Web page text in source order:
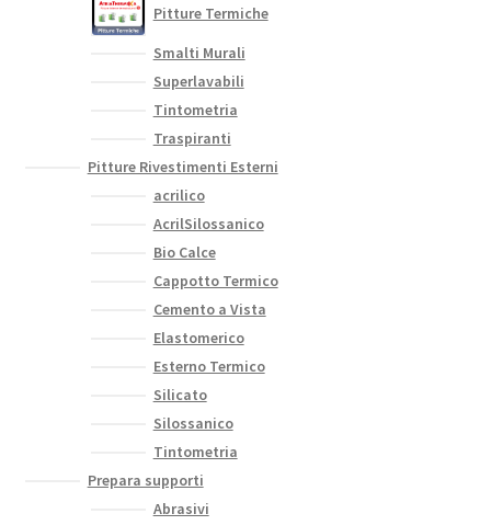
Pitture Termiche
Smalti Murali
Superlavabili
Tintometria
Traspiranti
Pitture Rivestimenti Esterni
acrilico
AcrilSilossanico
Bio Calce
Cappotto Termico
Cemento a Vista
Elastomerico
Esterno Termico
Silicato
Silossanico
Tintometria
Prepara supporti
Abrasivi